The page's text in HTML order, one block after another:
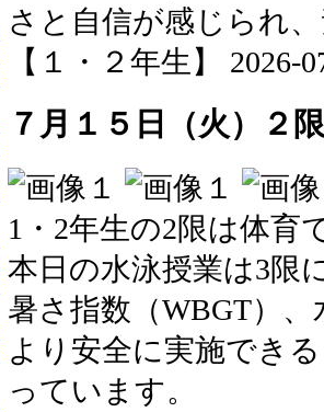
さと自信が感じられ
【１・２年生】 2026-
７月１５日（火）２
1・2年生の2限は体育
本日の水泳授業は3限
暑さ指数（WBGT）
より安全に実施でき
っています。